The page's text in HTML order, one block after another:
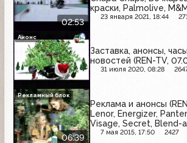
02:53
краски, Palmolive,
солнышко, Сокол ICE,
23 января 2021, 18:44
Заставка, анонсы,
новостей (REN-TV,
31 июля 2020, 08:28
Анонс
06:39
Реклама и анонсы
Lenor, Energizer,
Visage, Secret, Blend-
7 мая 2015, 17:50 2427
Рекламный блок